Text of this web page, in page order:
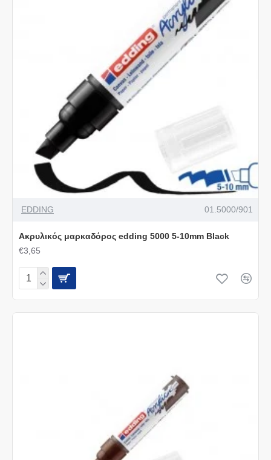
EDDING 01.5000/901
Ακρυλικός μαρκαδόρος edding 5000 5-10mm Black
€3,65